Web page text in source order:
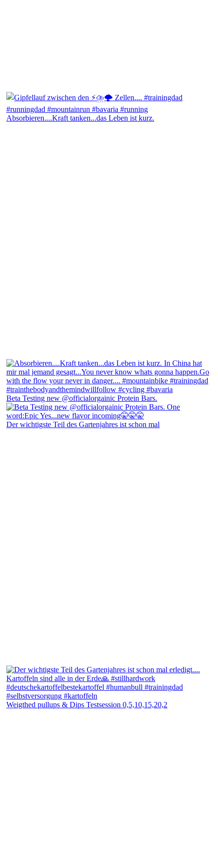
Absorbieren....Kraft tanken...das Leben ist kurz.
Beta Testing new @officialorgainic Protein Bars.
Der wichtigste Teil des Gartenjahres ist schon mal
Weigthed pullups & Dips Testsession 0,5,10,15,20,2